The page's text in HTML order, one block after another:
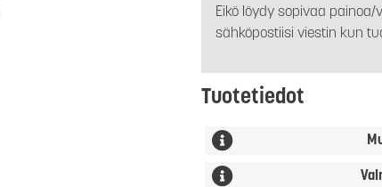
Eikö löydy sopivaa
sähköpostiisi viestin kun
Tuotetiedot